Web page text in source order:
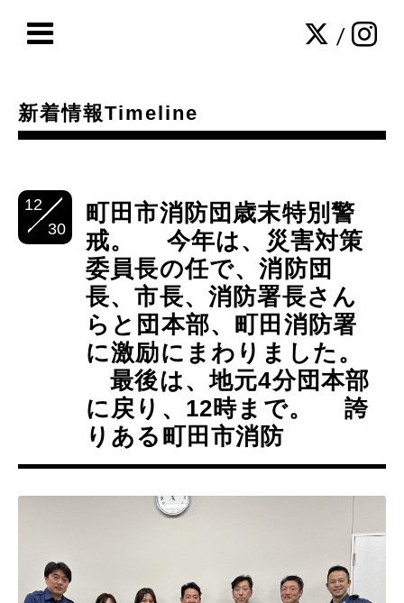
/
新着情報Timeline
12
30
町田市消防団歳末特別警
戒。 今年は、災害対策
委員長の任で、消防団
長、市長、消防署長さん
らと団本部、町田消防署
に激励にまわりました。
最後は、地元4分団本部
に戻り、12時まで。 誇
りある町田市消防